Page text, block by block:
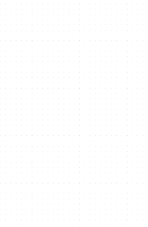
報告